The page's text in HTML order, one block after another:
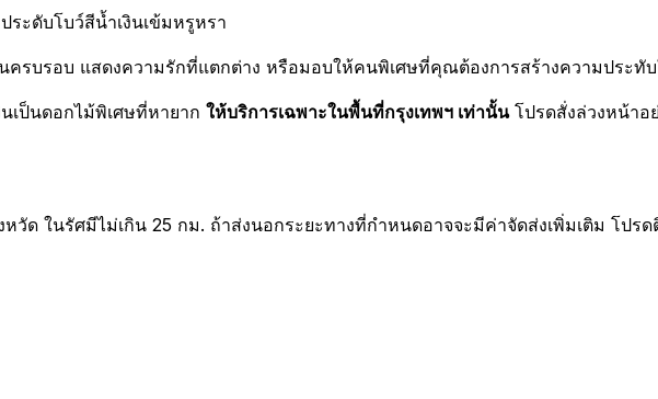
ระดับโบว์สีน้ำเงินเข้มหรูหรา
ครบรอบ แสดงความรักที่แตกต่าง หรือมอบให้คนพิเศษที่คุณต้องการสร้างความประทับ
เป็นดอกไม้พิเศษที่หายาก ให้บริการเฉพาะในพื้นที่กรุงเทพฯ เท่านั้นโปรดสั่งล่วงหน้าอ
หวัด ในรัศมีไม่เกิน 25 กม. ถ้าส่งนอกระยะทางที่กำหนดอาจจะมีค่าจัดส่งเพิ่มเติม โปรด